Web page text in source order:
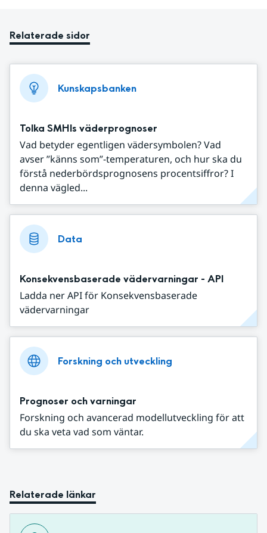
Relaterade sidor
Kunskapsbanken
Tolka SMHIs väderprognoser
Vad betyder egentligen vädersymbolen? Vad
avser ”känns som”-temperaturen, och hur ska du
förstå nederbördsprognosens procentsiffror? I
denna vägled...
Data
Konsekvensbaserade vädervarningar - API
Ladda ner API för Konsekvensbaserade
vädervarningar
Forskning och utveckling
Prognoser och varningar
Forskning och avancerad modellutveckling för att
du ska veta vad som väntar.
Relaterade länkar